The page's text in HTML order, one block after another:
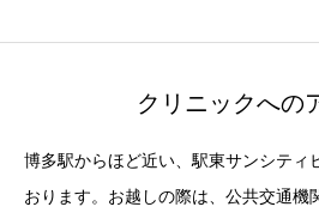
クリニックへの
博多駅からほど近い、駅東サンシティ
おります。お越しの際は、公共交通機